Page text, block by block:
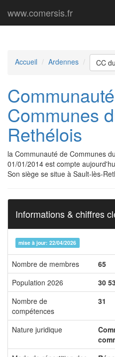
www.comersis.fr
Accueil Ardennes CC
Communes
Rethélois
la Communauté de Communes
01/01/2014 est compte
Son siège se situe à Sault-lès-
Informations & chiffres
mise à jour: 22/04/2026
Nombre de membres 65
Population 2026
30
Nombre de
compétences
31
Nature juridique